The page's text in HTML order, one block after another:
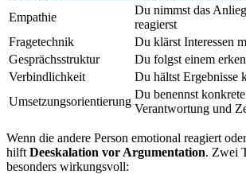
Empathie
Du nimmst das
reagierst
Fragetechnik
Du klärst Interessen
Gesprächsstruktur
Du folgst einem
Verbindlichkeit
Du hältst Ergebnisse
Umsetzungsorientierung
Du benennst
Verantwortung und
Wenn die andere Person emotional reagiert
hilft Deeskalation vor Argumentation. Zwei
besonders wirkungsvoll: